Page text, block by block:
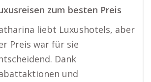
zum besten Preis
liebt Luxushotels, aber
Preis war für sie
Dank
und